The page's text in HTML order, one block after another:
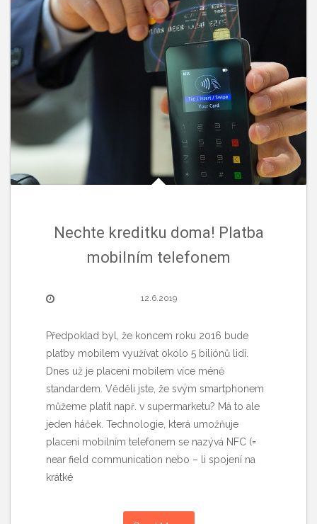
Nechte kreditku doma! Platba
mobilním telefonem
12.6.2019
Předpoklad byl, že koncem roku 2016 bude
platby mobilem využívat okolo 5 biliónů lidí.
Dnes už je placení mobilem více méně
standardem. Věděli jste, že svým smartphonem
můžeme platit např. v supermarketu? Má to ale
jeden háček. Technologie, která umožňuje
placení mobilním telefonem se nazývá NFC (=
near field communication nebo – li spojení na
krátké